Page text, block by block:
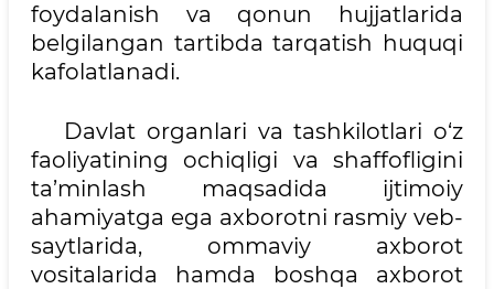
foydalanish va qonun hujjatlarida
belgilangan tartibda tarqatish huquqi
kafolatlanadi.
Davlat organlari va tashkilotlari o‘z
faoliyatining ochiqligi va shaffofligini
ta’minlash maqsadida ijtimoiy
ahamiyatga ega axborotni rasmiy veb-
saytlarida, ommaviy axborot
vositalarida hamda boshqa axborot